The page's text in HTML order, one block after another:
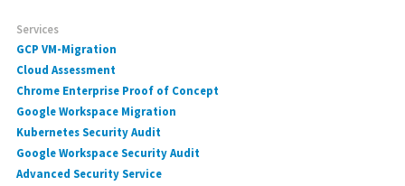
Services
GCP VM-Migration
Cloud Assessment
Chrome Enterprise Proof of Concept
Google Workspace Migration
Kubernetes Security Audit
Google Workspace Security Audit
Advanced Security Service